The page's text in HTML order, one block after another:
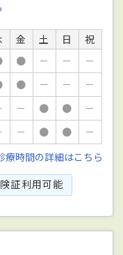
金 土 日
祝
● － －
－
● － －
－
－ ● ●
－
－ ● ●
－
療時間の詳細はこちら
証利用可能